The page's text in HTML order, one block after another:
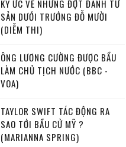
KÝ ỨC VỀ NHỮNG ĐỢT ĐÁNH TƯ
SẢN DƯỚI TRƯỚNG ĐỖ MƯỜI
(DIỄM THI)
ÔNG LƯƠNG CƯỜNG ĐƯỢC BẦU
LÀM CHỦ TỊCH NƯỚC (BBC -
VOA)
TAYLOR SWIFT TÁC ĐỘNG RA
SAO TỚI BẦU CỬ MỸ ?
(MARIANNA SPRING)